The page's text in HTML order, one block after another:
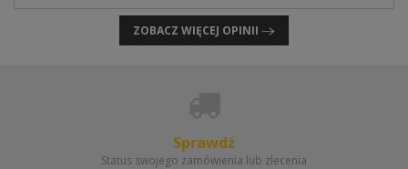
ZOBACZ WIĘCEJ OPINII
Sprawdź
Status swojego zamówienia lub zlecenia